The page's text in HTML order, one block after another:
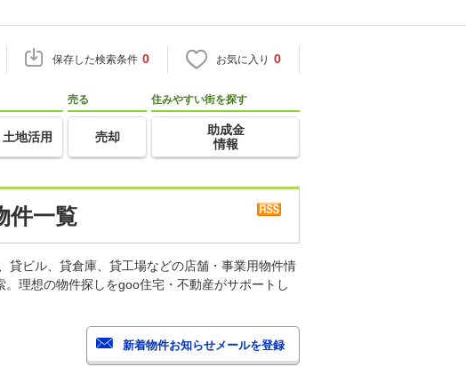
保存した検索条件 0 お気に入り 0
土地活用
売る
売却
住みやすい街を探す
助成金
情報
件一覧
貸ビル、貸倉庫、貸工場などの店舗・事業用物件情
理想の物件探しをgoo住宅・不動産がサポートし